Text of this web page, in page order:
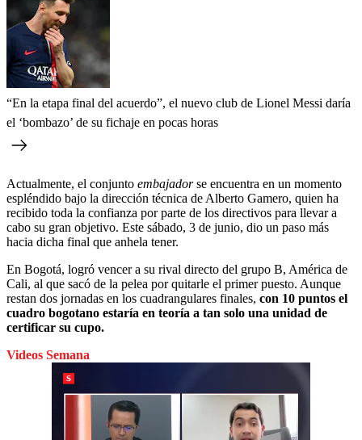
“En la etapa final del acuerdo”, el nuevo club de Lionel Messi daría
el ‘bombazo’ de su fichaje en pocas horas
Actualmente, el conjunto embajadorse encuentra en un momento
espléndido bajo la dirección técnica de Alberto Gamero, quien ha
recibido toda la confianza por parte de los directivos para llevar a
cabo su gran objetivo. Este sábado, 3 de junio, dio un paso más
hacia dicha final que anhela tener.
En Bogotá, logró vencer a su rival directo del grupo B, América de
Cali, al que sacó de la pelea por quitarle el primer puesto. Aunque
restan dos jornadas en los cuadrangulares finales, con 10 puntos el
cuadro bogotano estaría en teoría a tan solo una unidad de
certificar su cupo.
Videos Semana